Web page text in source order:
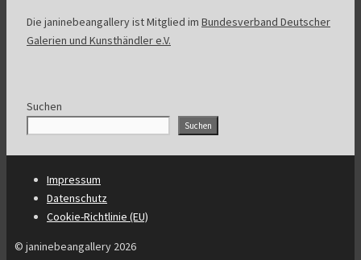
Die janinebeangallery ist Mitglied im Bundesverband Deutscher
Galerien und Kunsthändler e.V.
Suchen
Suchen
Impressum
Datenschutz
Cookie-Richtlinie (EU)
© janinebeangallery 2026